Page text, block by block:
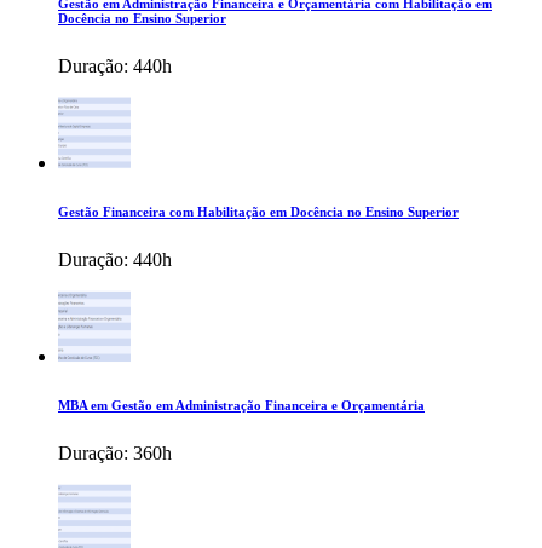
Gestão em Administração Financeira e Orçamentária com Habilitação em
Docência no Ensino Superior
Duração: 440h
Gestão Financeira com Habilitação em Docência no Ensino Superior
Duração: 440h
MBA em Gestão em Administração Financeira e Orçamentária
Duração: 360h